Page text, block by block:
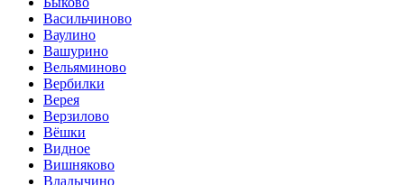
Васильчиново
Ваулино
Вашурино
Вельяминово
Вербилки
Верея
Верзилово
Вёшки
Видное
Вишняково
Владычино